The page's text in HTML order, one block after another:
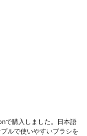
で購入しました。日本語
ルで使いやすいブラシを